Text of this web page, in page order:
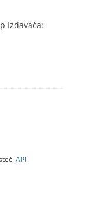
Izdavača:
API